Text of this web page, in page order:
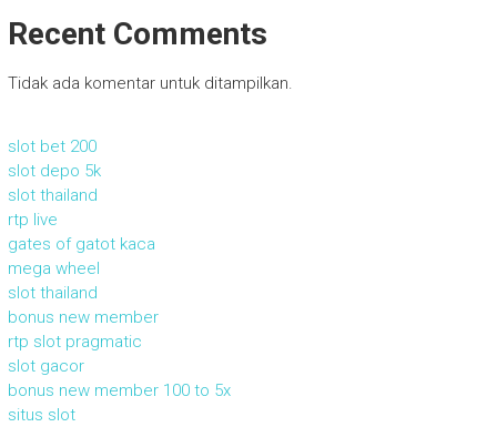
Recent Comments
Tidak ada komentar untuk ditampilkan.
slot bet 200
slot depo 5k
slot thailand
rtp live
gates of gatot kaca
mega wheel
slot thailand
bonus new member
rtp slot pragmatic
slot gacor
bonus new member 100 to 5x
situs slot